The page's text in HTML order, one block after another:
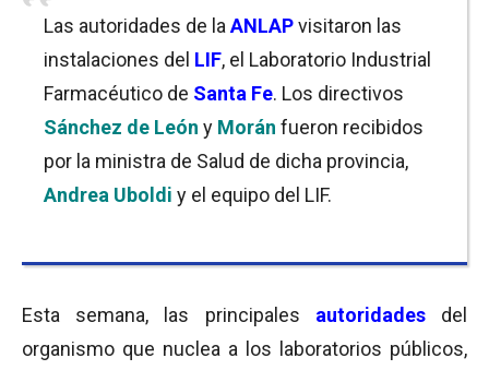
Las autoridades de la ANLAPvisitaron las
instalaciones del LIF, el Laboratorio Industrial
Farmacéutico de Santa Fe. Los directivos
Sánchez de León y Morán fueron recibidos
por la ministra de Salud de dicha provincia,
Andrea Uboldi y el equipo del LIF.
Esta semana, las principales autoridades
del
organismo que nuclea a los laboratorios públicos,